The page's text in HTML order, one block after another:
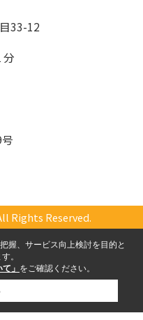
33-12
分
Rights Reserved.
握、サービス向上検討を目的と
。
」 をご確認ください。